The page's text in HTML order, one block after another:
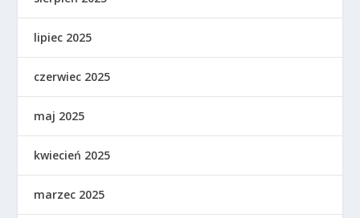
lipiec 2025
czerwiec 2025
maj 2025
kwiecień 2025
marzec 2025